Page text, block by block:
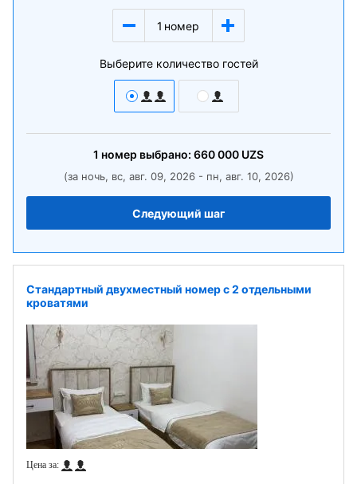
1 номер
Выберите количество гостей
1 номер выбрано: 660 000 UZS
(за ночь, вс, авг. 09, 2026 - пн, авг. 10, 2026)
Следующий шаг
Стандартный двухместный номер с 2 отдельными
кроватями